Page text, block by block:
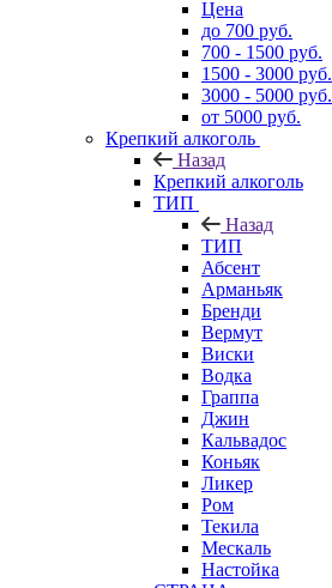
Цена
до 700 руб.
700 - 1500 руб.
1500 - 3000 руб.
3000 - 5000 руб.
от 5000 руб.
Крепкий алкоголь
Назад
Крепкий алкоголь
ТИП
Назад
ТИП
Абсент
Арманьяк
Бренди
Вермут
Виски
Водка
Граппа
Джин
Кальвадос
Коньяк
Ликер
Ром
Текила
Мескаль
Настойка